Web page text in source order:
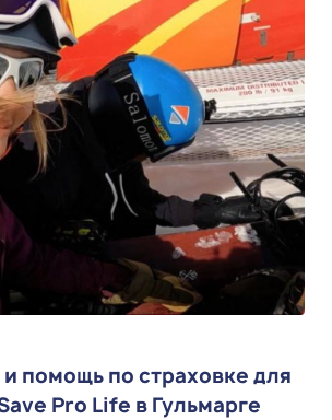
помощь по страховке для
Pro Life в Гульмарге